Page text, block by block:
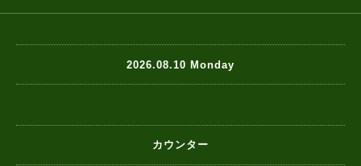
2026.08.10 Monday
カウンター